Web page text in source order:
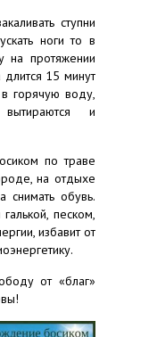
ступни
ноги то в
на протяжении
15 минут
горячую воду,
и
по траве
на отдыхе
снимать обувь.
песком,
избавит от
от «благ»